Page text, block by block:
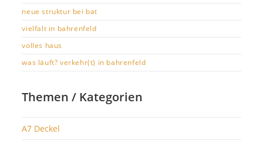
neue struktur bei bat
vielfalt in bahrenfeld
volles haus
was läuft? verkehr(t) in bahrenfeld
Themen / Kategorien
A7 Deckel